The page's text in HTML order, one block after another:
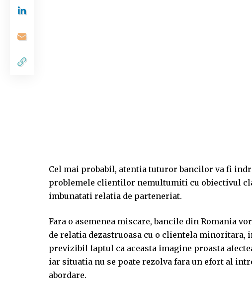
Cel mai probabil, atentia tuturor bancilor va fi
problemele clientilor nemultumiti cu obiectivul
imbunatati relatia de parteneriat.
Fara o asemenea miscare, bancile din Romania
de relatia dezastruoasa cu o clientela minoritara,
previzibil faptul ca aceasta imagine proasta
iar situatia nu se poate rezolva fara un efort al
abordare.